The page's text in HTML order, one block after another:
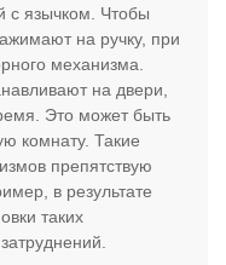
с язычком. Чтобы
на ручку, при
механизма.
на двери,
Это может быть
комнату. Такие
препятствую
в результате
таких